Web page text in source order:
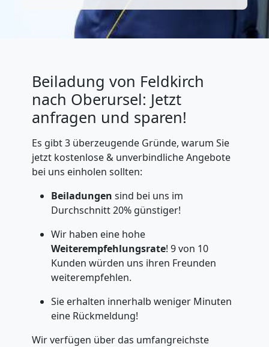
Beiladung von Feldkirch
nach Oberursel: Jetzt
anfragen und sparen!
Es gibt 3 überzeugende Gründe, warum Sie
jetzt kostenlose & unverbindliche Angebote
bei uns einholen sollten:
Beiladungen sind bei uns im
Durchschnitt 20% günstiger!
Wir haben eine hohe
Weiterempfehlungsrate! 9 von 10
Kunden würden uns ihren Freunden
weiterempfehlen.
Sie erhalten innerhalb weniger Minuten
eine Rückmeldung!
Wir verfügen über das umfangreichste